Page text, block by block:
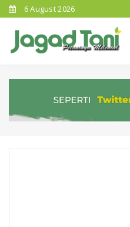
6 August 2026